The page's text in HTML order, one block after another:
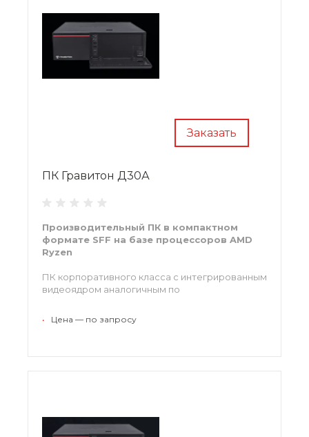
Заказать
ПК Гравитон Д30А
Производительный ПК в компактном
формате SFF на базе процессоров AMD
Ryzen
ПК корпоративного класса с интегрированным
видеоядром аналогичным по
• Цена — по запросу